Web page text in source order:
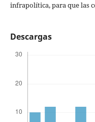
infrapolítica, para que las
Descargas